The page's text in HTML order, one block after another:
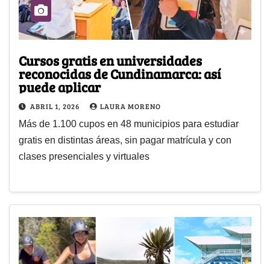
Cursos gratis en universidades
reconocidas de Cundinamarca: así
puede aplicar
ABRIL 1, 2026 LAURA MORENO
Más de 1.100 cupos en 48 municipios para estudiar
gratis en distintas áreas, sin pagar matrícula y con
clases presenciales y virtuales